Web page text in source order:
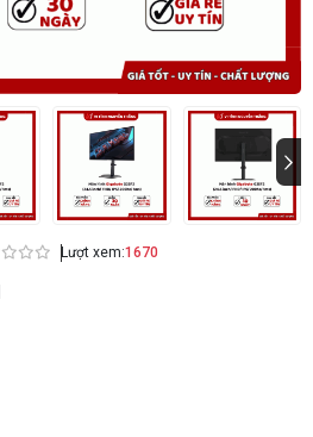
Lượt xem:1670